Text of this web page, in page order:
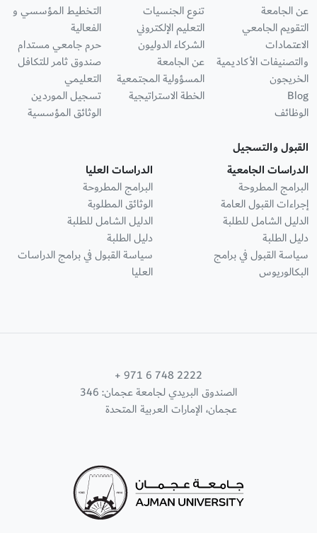
عن الجامعة
التقويم الجامعي
الاعتمادات
والتصنيفات الأكاديمية
الخريجون
Blog
الوظائف
تنوع الجنسيات
التعليم الإلكتروني
الشركاء الدوليون
عن الجامعة
المسؤولية المجتمعية
الخطة الاستراتيجية
التخطيط المؤسسي و
الفعالية
حرم جامعي مستدام
صندوق ثامر للتكافل
التعليمي
تسجيل الموردين
الوثائق المؤسسية
القبول والتسجيل
الدراسات الجامعية
البرامج المطروحة
إجراءات القبول العامة
الدليل الشامل للطلبة
دليل الطلبة
سياسة القبول في برامج
البكالوريوس
الدراسات العليا
البرامج المطروحة
الوثائق المطلوبة
الدليل الشامل للطلبة
دليل الطلبة
سياسة القبول في برامج الدراسات
العليا
+ 971 6 748 2222
الصندوق البريدي لجامعة عجمان: 346
عجمان، الإمارات العربية المتحدة